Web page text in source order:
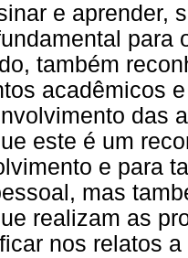
e aprender,
para
também
acadêmicos
das
este é um
e para
mas
realizam as
nos relatos a